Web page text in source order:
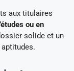
aux titulaires
ou en
solide et un